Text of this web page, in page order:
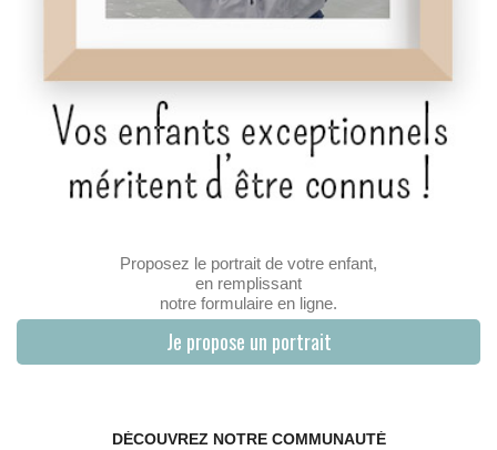
Proposez le portrait de votre enfant,
en remplissant
notre formulaire en ligne.
Je propose un portrait
DÉCOUVREZ NOTRE COMMUNAUTÉ